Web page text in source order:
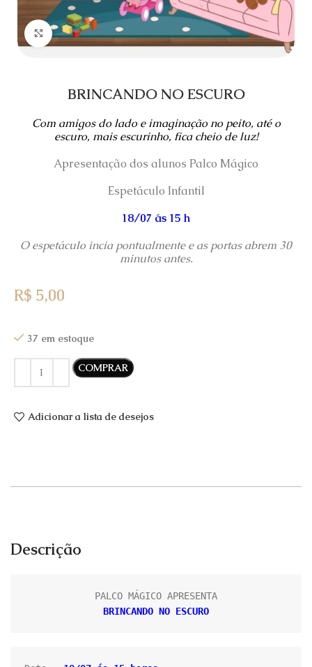
Click to enlarge
BRINCANDO NO ESCURO
Com amigos do lado e imaginação no peito, até o
escuro, mais escurinho, fica cheio de luz!
Apresentação dos alunos Palco Mágico
Espetáculo Infantil
18/07 ás 15 h
O espetáculo incia pontualmente e as portas abrem 30
minutos antes.
R$ 5,00
37 em estoque
COMPRAR
Adicionar a lista de desejos
Descrição
BRINCANDO NO ESCURO